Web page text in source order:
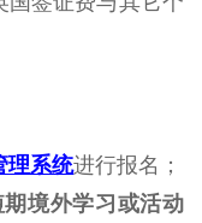
理系统进行报名；
境外学习或活动